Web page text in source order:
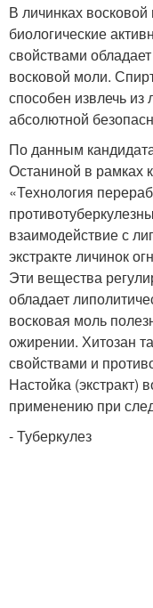
В личинках
биологические
свойствами
восковой моли.
способен извлечь
абсолютной
По данным
Останиной в рамках
«Технология
взаимодействие с
экстракте личинок
Эти вещества
обладает
восковая моль
ожирении. Хитозан
свойствами и
Настойка (экстракт)
применению при
- Туберкулез